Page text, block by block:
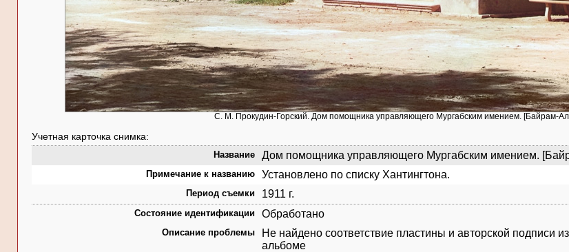
С. М. Прокудин-Горский. Дом помощника управляющего Мургабским имением. [Байрам-
Учетная карточка снимка:
Название Дом помощника управляющего Мургабским имением.
Примечание к названию Установлено по списку Хантингтона.
Период съемки 1911 г.
Состояние идентификации Обработано
Описание проблемы
Не найдено соответствие пластины и авторской подписи
альбоме